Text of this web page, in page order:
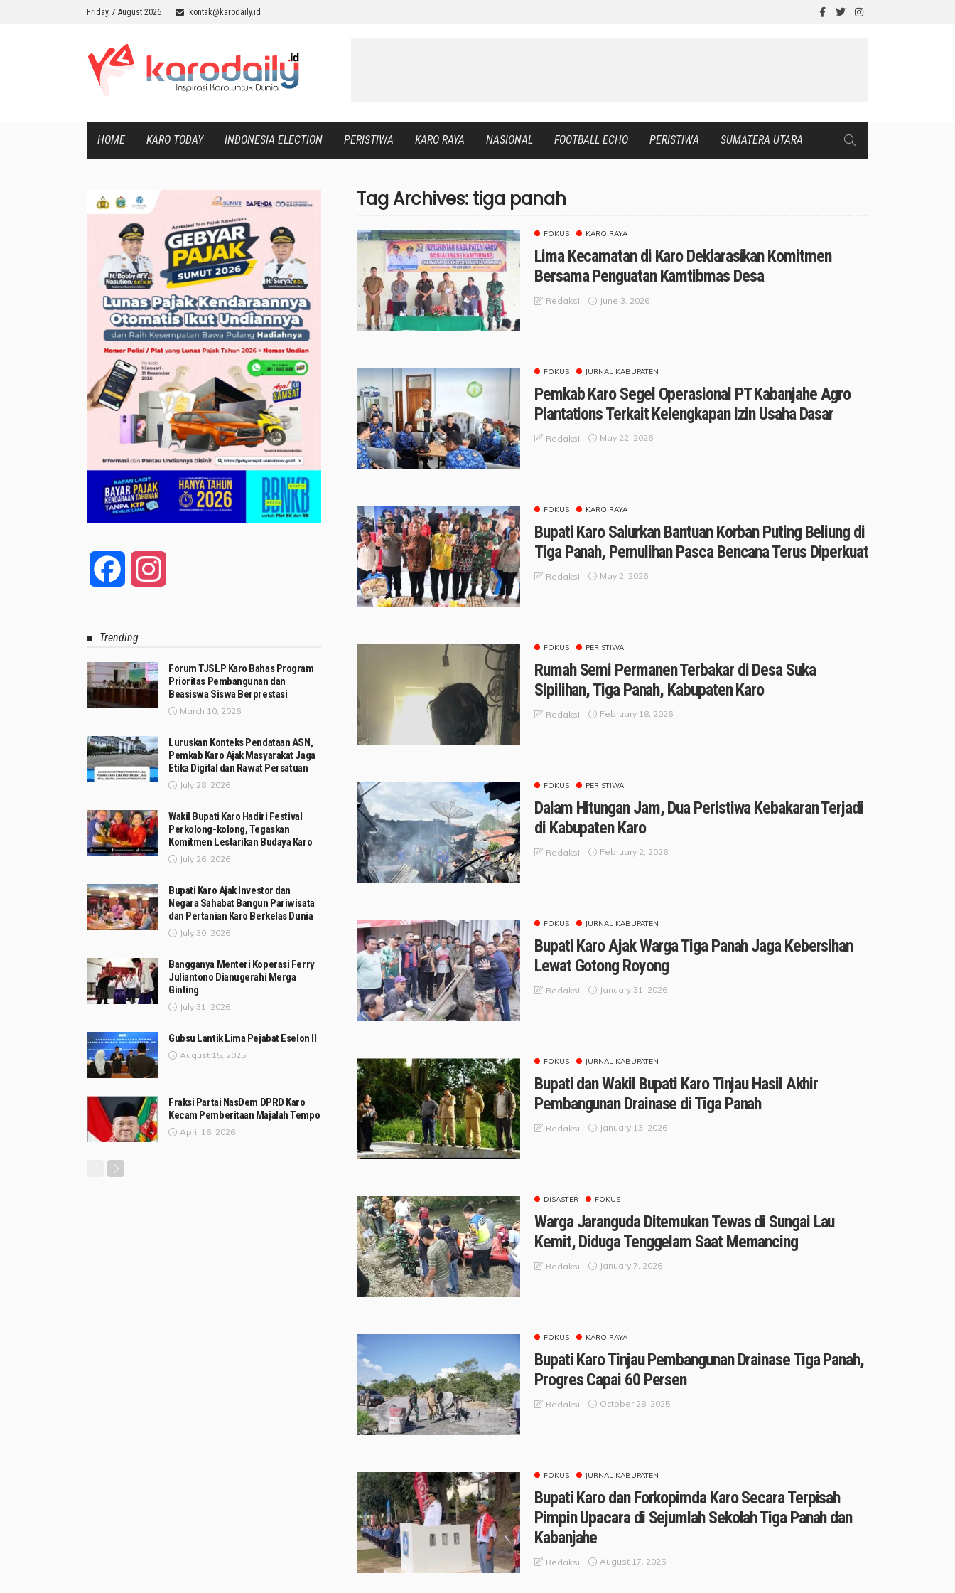
Friday, 7 August 2026 kontak@karodaily.id
HOME KARO TODAY INDONESIA ELECTION PERISTIWA KARO RAYA NASIONAL FOOTBALL ECHO PERISTIWA SUMATERA UTARA
Tag Archives: tiga panah
FOKUS KARO RAYA
Lima Kecamatan di Karo Deklarasikan Komitmen
Bersama Penguatan Kamtibmas Desa
Redaksi June 3, 2026
FOKUS JURNAL KABUPATEN
Pemkab Karo Segel Operasional PT Kabanjahe Agro
Plantations Terkait Kelengkapan Izin Usaha Dasar
Redaksi May 22, 2026
FOKUS KARO RAYA
Bupati Karo Salurkan Bantuan Korban Puting Beliung di
Tiga Panah, Pemulihan Pasca Bencana Terus Diperkuat
Redaksi May 2, 2026
FOKUS PERISTIWA
Rumah Semi Permanen Terbakar di Desa Suka
Sipilihan, Tiga Panah, Kabupaten Karo
Redaksi February 18, 2026
FOKUS PERISTIWA
Dalam Hitungan Jam, Dua Peristiwa Kebakaran Terjadi
di Kabupaten Karo
Redaksi February 2, 2026
FOKUS JURNAL KABUPATEN
Bupati Karo Ajak Warga Tiga Panah Jaga Kebersihan
Lewat Gotong Royong
Redaksi January 31, 2026
FOKUS JURNAL KABUPATEN
Bupati dan Wakil Bupati Karo Tinjau Hasil Akhir
Pembangunan Drainase di Tiga Panah
Redaksi January 13, 2026
DISASTER FOKUS
Warga Jaranguda Ditemukan Tewas di Sungai Lau
Kemit, Diduga Tenggelam Saat Memancing
Redaksi January 7, 2026
FOKUS KARO RAYA
Bupati Karo Tinjau Pembangunan Drainase Tiga Panah,
Progres Capai 60 Persen
Redaksi October 28, 2025
FOKUS JURNAL KABUPATEN
Bupati Karo dan Forkopimda Karo Secara Terpisah
Pimpin Upacara di Sejumlah Sekolah Tiga Panah dan
Kabanjahe
Redaksi August 17, 2025
Facebook
Trending
Forum TJSLP Karo Bahas Program
Prioritas Pembangunan dan
Beasiswa Siswa Berprestasi
March 10, 2026
Luruskan Konteks Pendataan ASN,
Pemkab Karo Ajak Masyarakat Jaga
Etika Digital dan Rawat Persatuan
July 28, 2026
Wakil Bupati Karo Hadiri Festival
Perkolong-kolong, Tegaskan
Komitmen Lestarikan Budaya Karo
July 26, 2026
Bupati Karo Ajak Investor dan
Negara Sahabat Bangun Pariwisata
dan Pertanian Karo Berkelas Dunia
July 30, 2026
Bangganya Menteri Koperasi Ferry
Juliantono Dianugerahi Merga
Ginting
July 31, 2026
Gubsu Lantik Lima Pejabat Eselon II
August 15, 2025
Fraksi Partai NasDem DPRD Karo
Kecam Pemberitaan Majalah Tempo
April 16, 2026